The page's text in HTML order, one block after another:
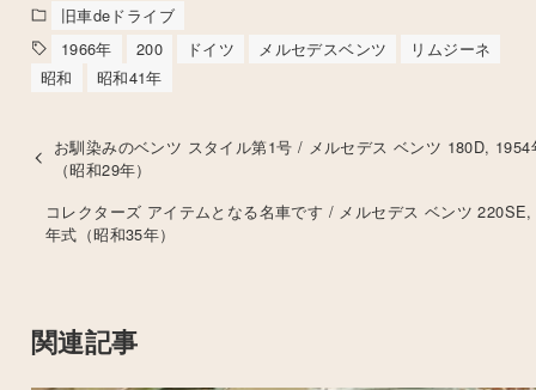
旧車deドライブ
1966年
200 ドイツ メルセデスベンツ
リムジーネ
昭和
昭和41年
お馴染みのベンツ スタイル第1号 / メルセデス ベンツ 180D, 1954
（昭和29年）
コレクターズ アイテムとなる名車です / メルセデス ベンツ
年式（昭和35年）
関連記事